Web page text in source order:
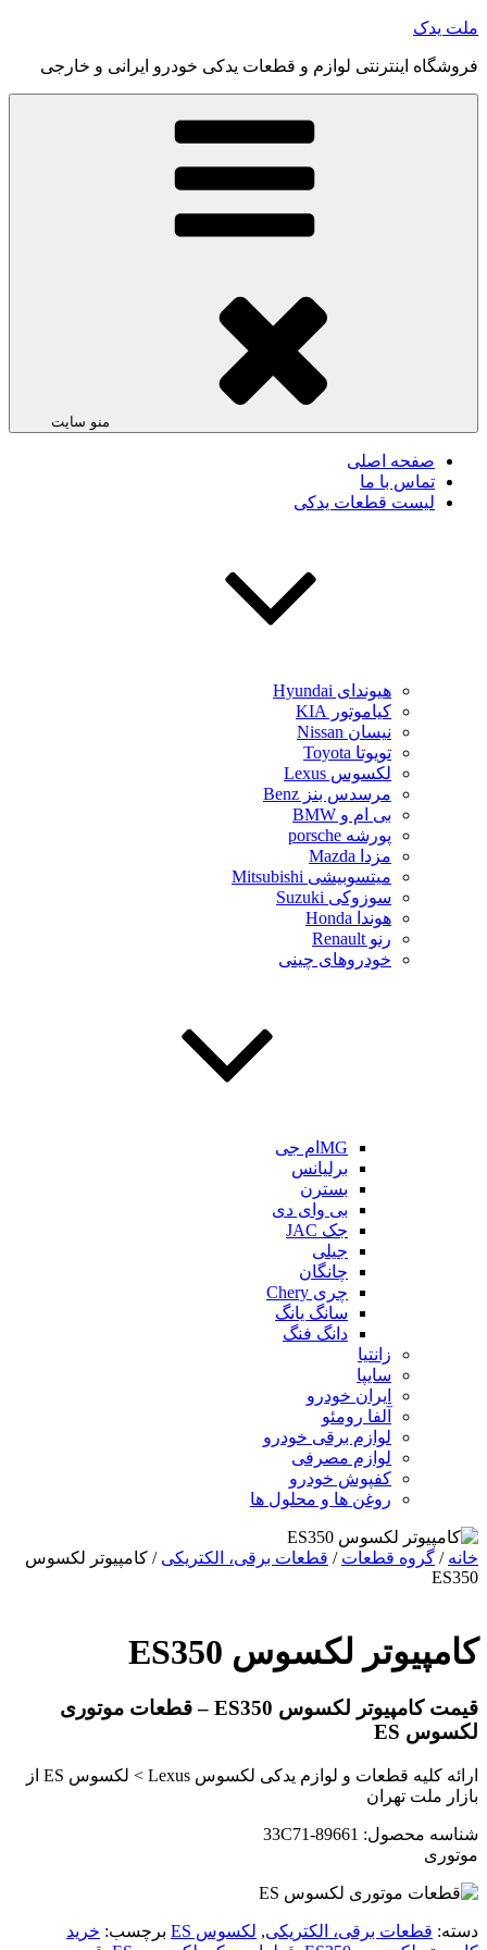
رفتن
محتوا
ملت یدک
فروشگاه اینترنتی لوازم و قطعات یدکی خودرو ایرانی و خارجی
منو سایت
صفحه اصلی
تماس با ما
لیست قطعات یدکی
هیوندای Hyundai
کیاموتور KIA
نیسان Nissan
تویوتا Toyota
لکسوس Lexus
مرسدس بنز Benz
بی ام و BMW
پورشه porsche
مزدا Mazda
میتسوبیشی Mitsubishi
سوزوکی Suzuki
هوندا Honda
رنو Renault
خودروهای چینی
MGام جی
برلیانس
بسترن
بی وای دی
جک JAC
جیلی
چانگان
چری Chery
سانگ یانگ
دانگ فنگ
زانتیا
سایپا
ایران خودرو
آلفا رومئو
لوازم برقی خودرو
لوازم مصرفی
کفپوش خودرو
روغن ها و محلول ها
خانه / گروه قطعات / قطعات برقی، الکتریکی / کامپیوتر لکسوس
ES350
کامپیوتر لکسوس ES350
قیمت کامپیوتر لکسوس ES350 – قطعات موتوری
لکسوس ES
ارائه کلیه قطعات و لوازم یدکی لکسوس Lexus > لکسوس ES از
بازار ملت تهران
شناسه محصول: 89661-33C71
موتوری
دسته: قطعات برقی، الکتریکی, لکسوس ES برچسب: خرید